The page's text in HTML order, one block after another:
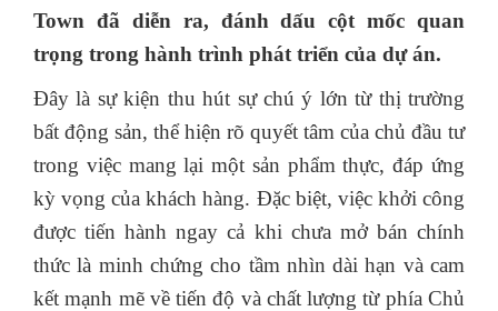
Town đã diễn ra, đánh dấu cột mốc quan
trọng trong hành trình phát triển của dự án.
Đây là sự kiện thu hút sự chú ý lớn từ thị trường
bất động sản, thể hiện rõ quyết tâm của chủ đầu tư
trong việc mang lại một sản phẩm thực, đáp ứng
kỳ vọng của khách hàng. Đặc biệt, việc khởi công
được tiến hành ngay cả khi chưa mở bán chính
thức là minh chứng cho tầm nhìn dài hạn và cam
kết mạnh mẽ về tiến độ và chất lượng từ phía Chủ